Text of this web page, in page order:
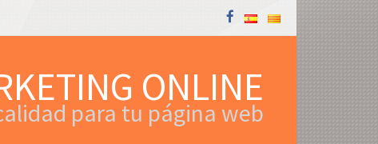
ONLINE
para tu página web